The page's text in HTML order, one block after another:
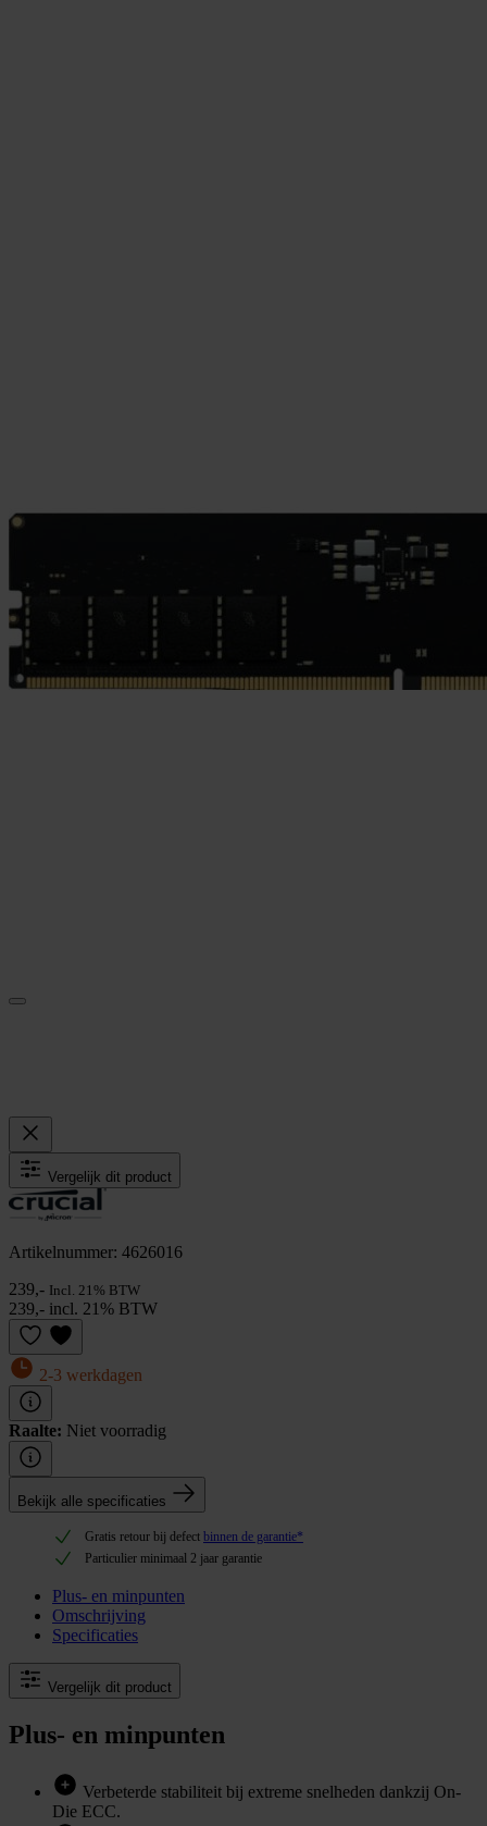
Vergelijk dit product
Artikelnummer: 4626016
239,- Incl. 21% BTW
239,- incl. 21% BTW
2-3 werkdagen
Raalte: Niet voorradig
Bekijk alle specificaties
Gratis retour bij defect binnen de garantie*
Particulier minimaal 2 jaar garantie
Plus- en minpunten
Omschrijving
Specificaties
Vergelijk dit product
Plus- en minpunten
Verbeterde stabiliteit bij extreme snelheden dankzij On-
Die ECC.